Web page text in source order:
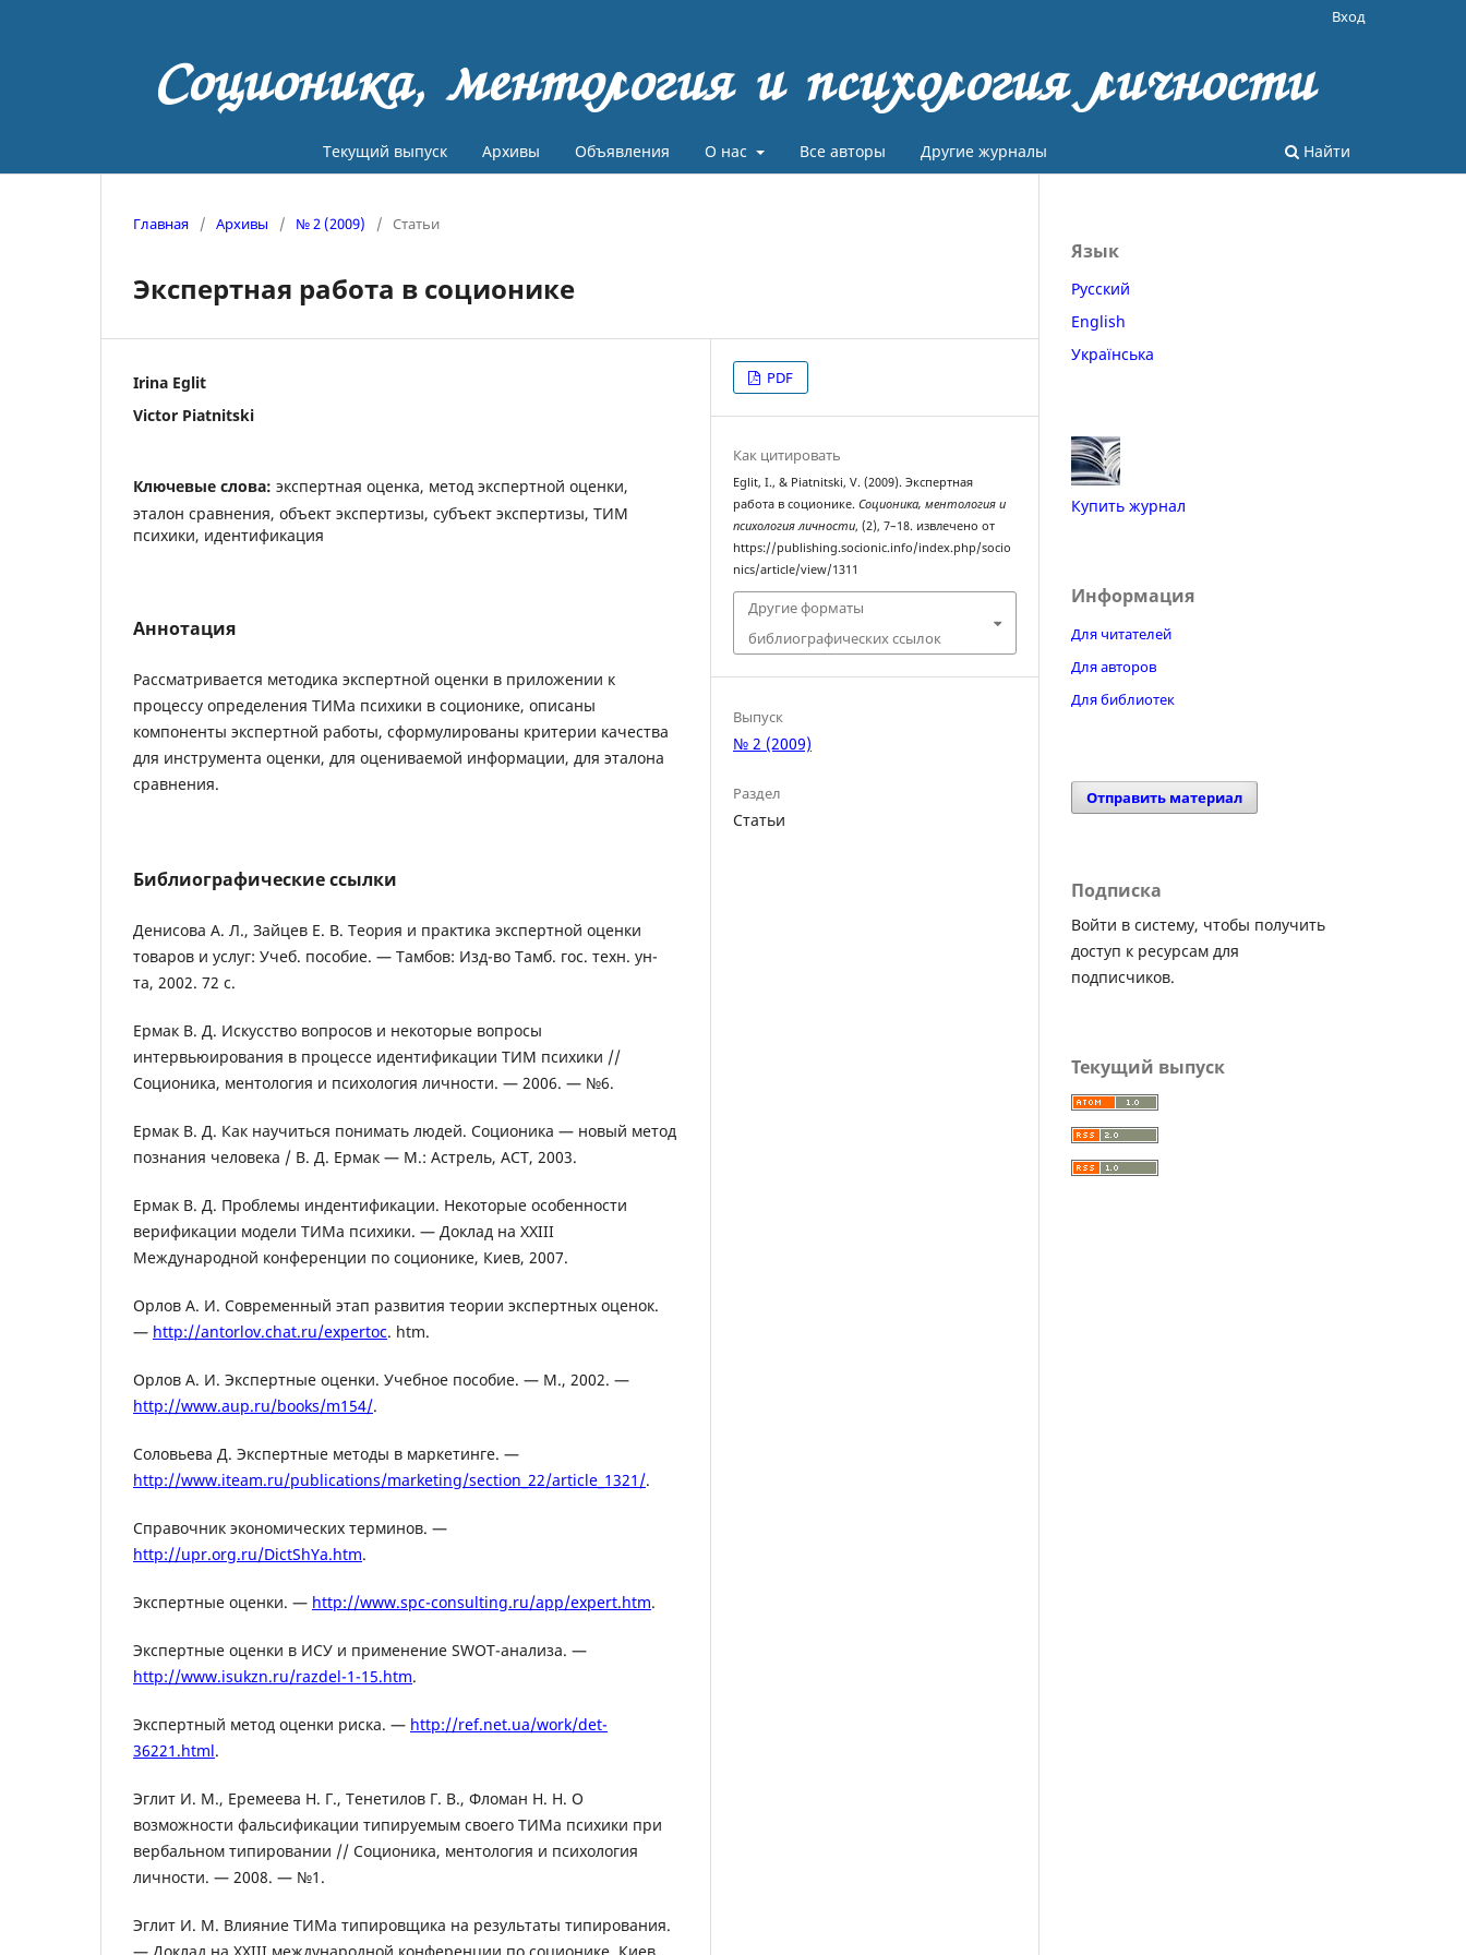
Соционика, ментология и психология личности
Текущий выпуск Архивы Объявления О нас Все авторы Другие журналы Найти
Вход
Главная / Архивы / № 2 (2009) / Статьи
Экспертная работа в соционике
Irina Eglit
Victor Piatnitski
Ключевые слова: экспертная оценка, метод экспертной оценки,
эталон сравнения, объект экспертизы, субъект экспертизы, ТИМ
психики, идентификация
Аннотация
Рассматривается методика экспертной оценки в приложении к
процессу определения ТИМа психики в соционике, описаны
компоненты экспертной работы, сформулированы критерии качества
для инструмента оценки, для оцениваемой информации, для эталона
сравнения.
Библиографические ссылки
Денисова А. Л., Зайцев Е. В. Теория и практика экспертной оценки
товаров и услуг: Учеб. пособие. — Тамбов: Изд-во Тамб. гос. техн. ун-
та, 2002. 72 с.
Ермак В. Д. Искусство вопросов и некоторые вопросы
интервьюирования в процессе идентификации ТИМ психики //
Соционика, ментология и психология личности. — 2006. — №6.
Ермак В. Д. Как научиться понимать людей. Соционика — новый метод
познания человека / В. Д. Ермак — М.: Астрель, АСТ, 2003.
Ермак В. Д. Проблемы индентификации. Некоторые особенности
верификации модели ТИМа психики. — Доклад на XXIII
Международной конференции по соционике, Киев, 2007.
Орлов А. И. Современный этап развития теории экспертных оценок.
— http://antorlov.chat.ru/expertoc. htm.
Орлов А. И. Экспертные оценки. Учебное пособие. — М., 2002. —
http://www.aup.ru/books/m154/.
Соловьева Д. Экспертные методы в маркетинге. —
http://www.iteam.ru/publications/marketing/section_22/article_1321/.
Справочник экономических терминов. —
http://upr.org.ru/DictShYa.htm.
Экспертные оценки. — http://www.spc-consulting.ru/app/expert.htm.
Экспертные оценки в ИСУ и применение SWOT-анализа. —
http://www.isukzn.ru/razdel-1-15.htm.
Экспертный метод оценки риска. — http://ref.net.ua/work/det-
36221.html.
Эглит И. М., Еремеева Н. Г., Тенетилов Г. В., Фломан Н. Н. О
возможности фальсификации типируемым своего ТИМа психики при
вербальном типировании // Соционика, ментология и психология
личности. — 2008. — №1.
Эглит И. М. Влияние ТИМа типировщика на результаты типирования.
PDF
Как цитировать
Eglit, I., & Piatnitski, V. (2009). Экспертная
работа в соционике.Соционика, ментология и
психология личности, (2), 7–18. извлечено от
https://publishing.socionic.info/index.php/socio
nics/article/view/1311
Другие форматы
библиографических ссылок
Выпуск
№ 2 (2009)
Раздел
Статьи
Язык
Русский
English
Українська
Купить журнал
Информация
Для читателей
Для авторов
Для библиотек
Отправить материал
Подписка
Войти в систему, чтобы получить
доступ к ресурсам для
подписчиков.
Текущий выпуск